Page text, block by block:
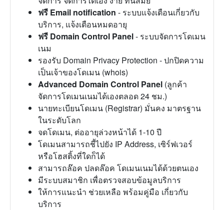
ฟรี Email notification - ระบบแจ้งเตือนเกี่ยวกับ
บริการ, แจ้งเตือนหมดอายุ
ฟรี Domain Control Panel- ระบบจัดการโดเมน
เนม
รองรับ Domain Privacy Protection - ปกปิดความ
เป็นเจ้าของโดเมน (whois)
Advanced Domain Control Panel (ลูกค้า
จัดการโดเมนเนมได้เองตลอด 24 ชม.)
นายทะเบียนโดเมน (Registrar) มั่นคง มาตรฐาน
ในระดับโลก
จดโดเมน, ต่ออายุล่วงหน้าได้ 1-10 ปี
โดเมนสามารถชี้ไปยัง IP Address, เซิร์ฟเวอร์
หรือโฮสติ้งที่ใดก็ได้
สามารถล๊อค ปลดล๊อค โดเมนเนมได้ด้วยตนเอง
มีระบบสมาชิก เพื่อตรวจสอบข้อมูลบริการ
ให้การแนะนำ ช่วยเหลือ พร้อมคู่มือ เกี่ยวกับ
บริการ